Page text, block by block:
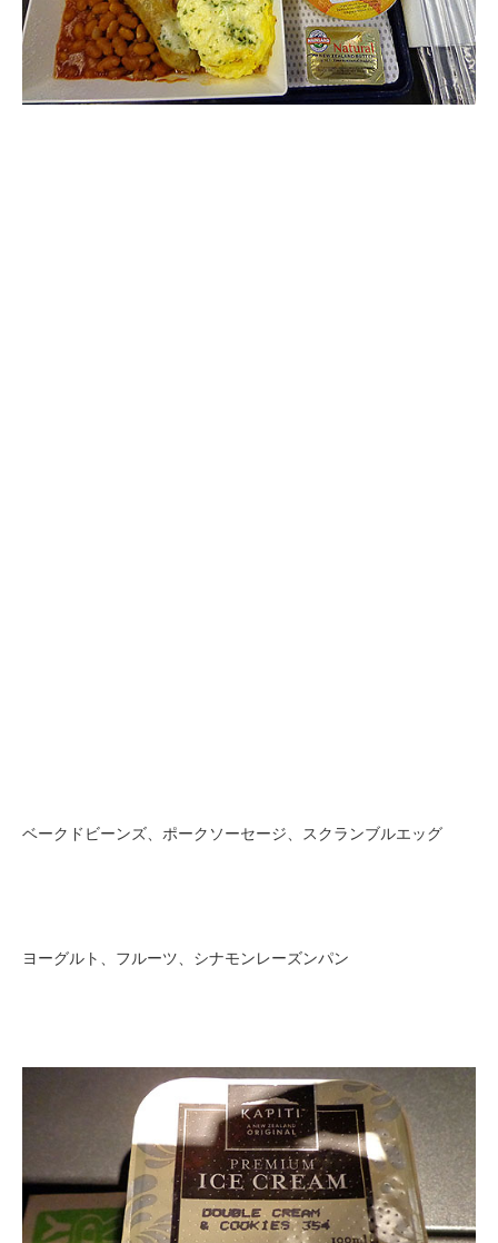
ベークドビーンズ、ポークソーセージ、スクランブルエッグ
ヨーグルト、フルーツ、シナモンレーズンパン